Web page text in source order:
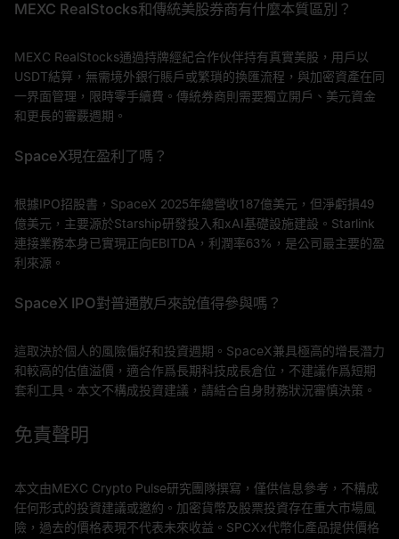
MEXC RealStocks和傳統美股券商有什麼本質區別？
MEXC RealStocks通過持牌經紀合作伙伴持有真實美股，用戶以
USDT結算，無需境外銀行賬戶或繁瑣的換匯流程，與加密資產在同
一界面管理，限時零手續費。傳統券商則需要獨立開戶、美元資金
和更長的審覈週期。
SpaceX現在盈利了嗎？
根據IPO招股書，SpaceX 2025年總營收187億美元，但淨虧損49
億美元，主要源於Starship研發投入和xAI基礎設施建設。Starlink
連接業務本身已實現正向EBITDA，利潤率63%，是公司最主要的盈
利來源。
SpaceX IPO對普通散戶來說值得參與嗎？
這取決於個人的風險偏好和投資週期。SpaceX兼具極高的增長潛力
和較高的估值溢價，適合作爲長期科技成長倉位，不建議作爲短期
套利工具。本文不構成投資建議，請結合自身財務狀況審慎決策。
免責聲明
本文由MEXC Crypto Pulse研究團隊撰寫，僅供信息參考，不構成
任何形式的投資建議或邀約。加密貨幣及股票投資存在重大市場風
險，過去的價格表現不代表未來收益。SPCXx代幣化產品提供價格